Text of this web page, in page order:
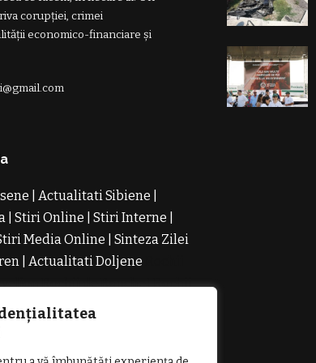
corupției, crimei
economico-financiare și
Actualitati Sibiene
Stiri Online Stiri Interne
Media Online
Sinteza Zilei
Actualitati Doljene
Rochii de BanchetRochii
de Rochii
Seara